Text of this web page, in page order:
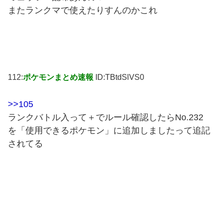
またランクマで使えたりすんのかこれ
112:ポケモンまとめ速報 ID:TBtdSlVS0
>>105
ランクバトル入って＋でルール確認したらNo.232
を「使用できるポケモン」に追加しましたって追記
されてる